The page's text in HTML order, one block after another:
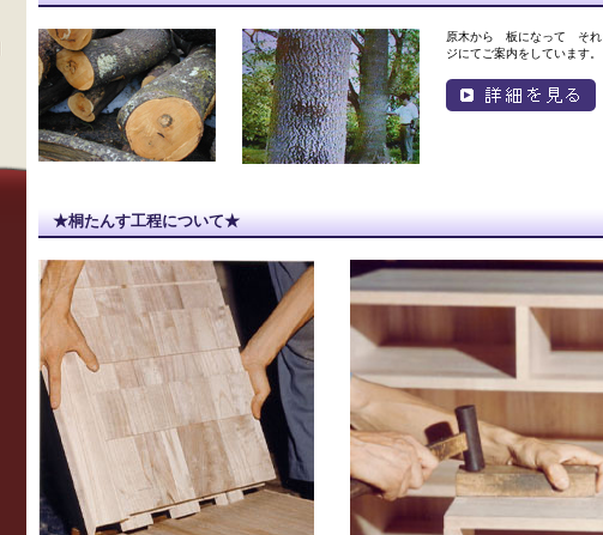
原木から 板になって それ
ジにてご案内をしています。
★桐たんす工程について★